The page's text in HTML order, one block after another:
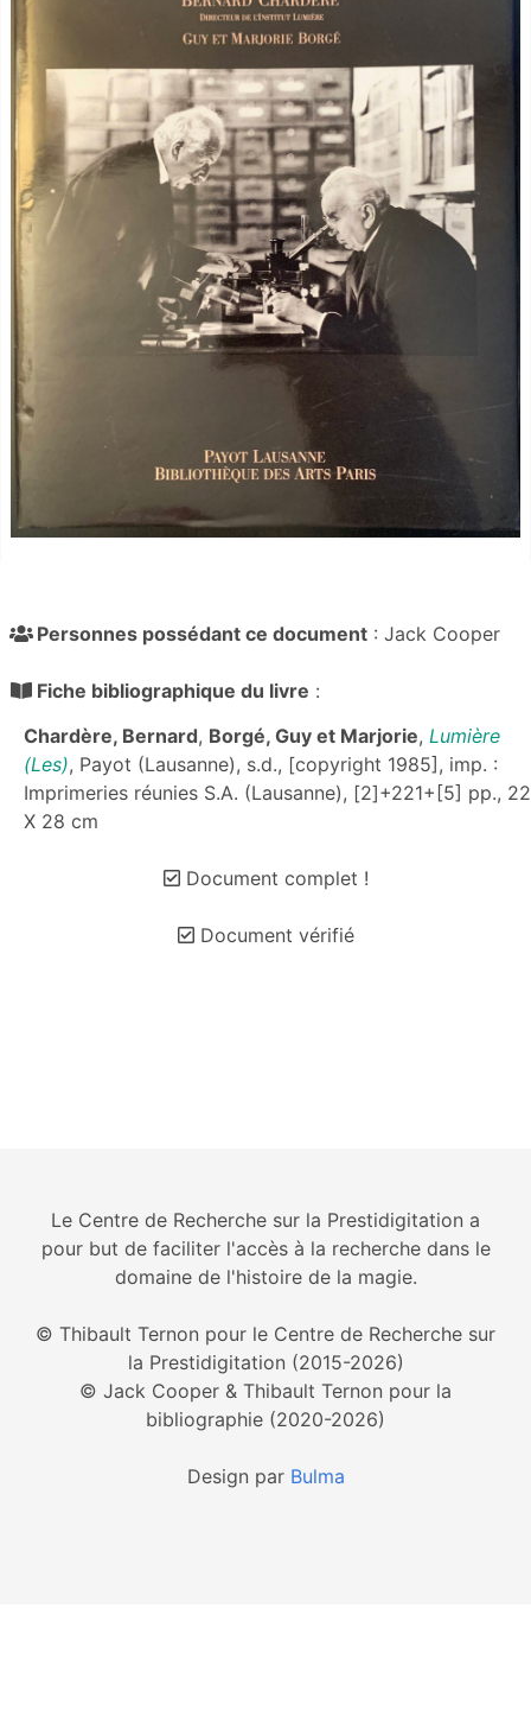
Personnes possédant ce document : Jack Cooper
Fiche bibliographique du livre :
Chardère, Bernard, Borgé, Guy et Marjorie, Lumière
(Les), Payot (Lausanne), s.d., [copyright 1985], imp. :
Imprimeries réunies S.A. (Lausanne), [2]+221+[5] pp., 22
X 28 cm
Document complet !
Document vérifié
Le Centre de Recherche sur la Prestidigitation a
pour but de faciliter l'accès à la recherche dans le
domaine de l'histoire de la magie.
© Thibault Ternon pour le Centre de Recherche sur
la Prestidigitation (2015-2026)
© Jack Cooper & Thibault Ternon pour la
bibliographie (2020-2026)
Design par Bulma